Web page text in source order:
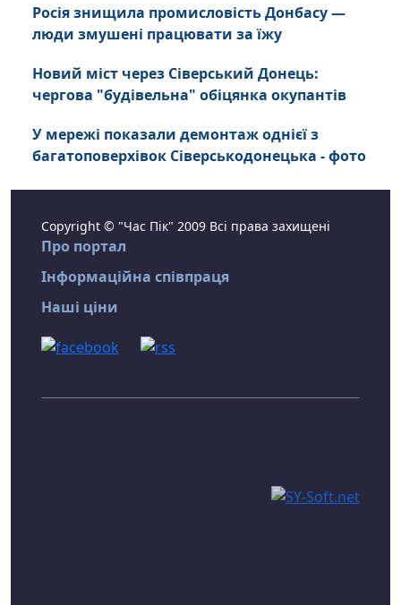
Росія знищила промисловість Донбасу —
люди змушені працювати за їжу
Новий міст через Сіверський Донець:
чергова "будівельна" обіцянка окупантів
У мережі показали демонтаж однієї з
багатоповерхівок Сіверськодонецька - фото
Copyright © "Час Пік" 2009 Всі права захищені
Про портал
Інформаційна співпраця
Наші ціни